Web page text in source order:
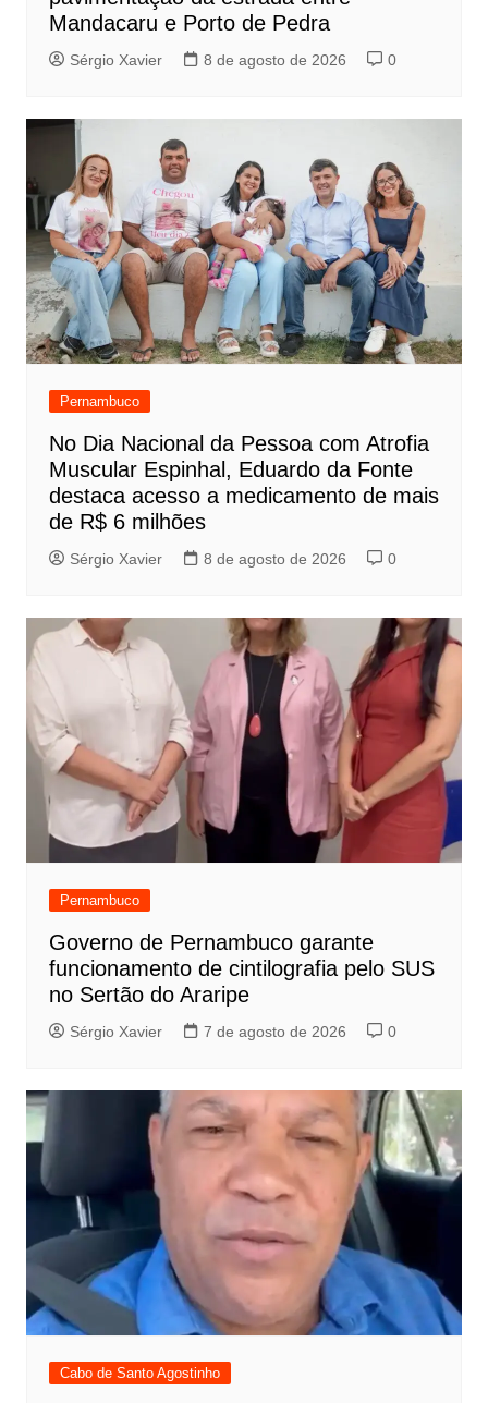
Mandacaru e Porto de Pedra
Sérgio Xavier 8 de agosto de 2026 0
Pernambuco
No Dia Nacional da Pessoa com Atrofia
Muscular Espinhal, Eduardo da Fonte
destaca acesso a medicamento de mais
de R$ 6 milhões
Sérgio Xavier 8 de agosto de 2026 0
Pernambuco
Governo de Pernambuco garante
funcionamento de cintilografia pelo SUS
no Sertão do Araripe
Sérgio Xavier 7 de agosto de 2026 0
Cabo de Santo Agostinho